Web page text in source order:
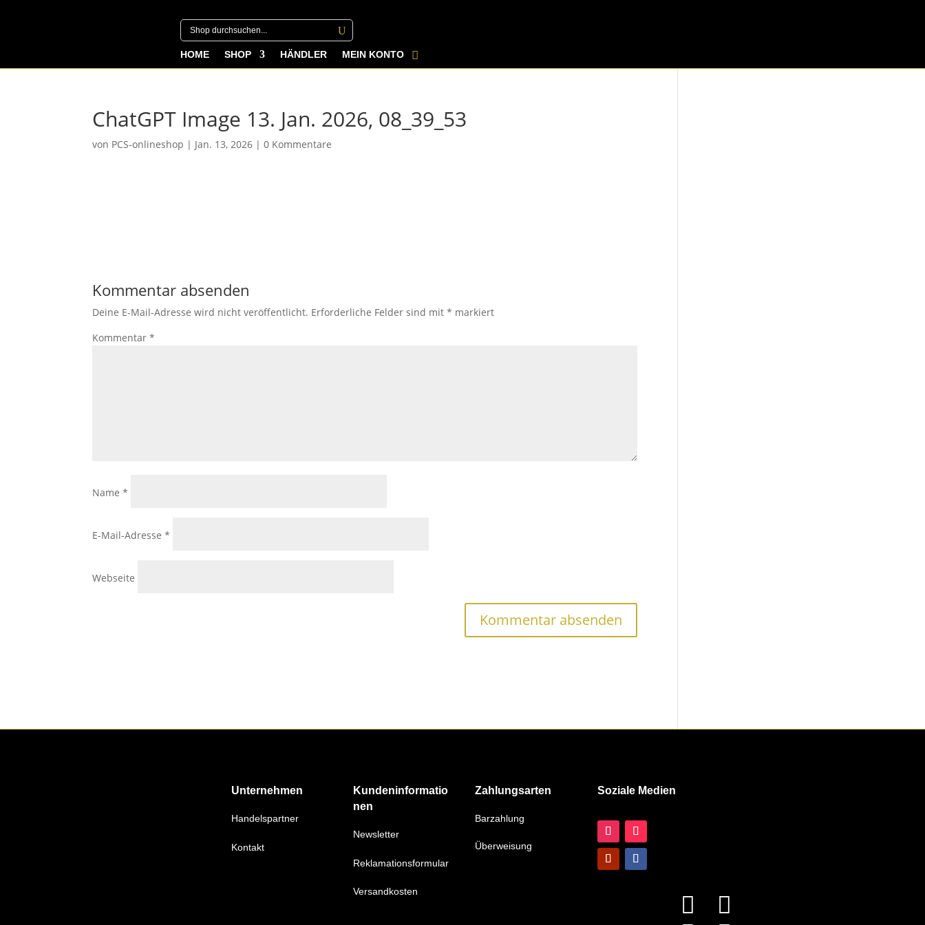
HOME SHOP HÄNDLER MEIN KONTO
ChatGPT Image 13. Jan. 2026, 08_39_53
von PCS-onlineshop | Jan. 13, 2026 |0 Kommentare
Kommentar absenden
Deine E-Mail-Adresse wird nicht veröffentlicht. Erforderliche Felder sind mit* markiert
Kommentar*
Name*
E-Mail-Adresse*
Webseite
Unternehmen
Handelspartner
Kontakt
Kundeninformatio
nen
Newsletter
Reklamationsformular
Versandkosten
Zahlungsarten
Barzahlung
Überweisung
Soziale Medien

